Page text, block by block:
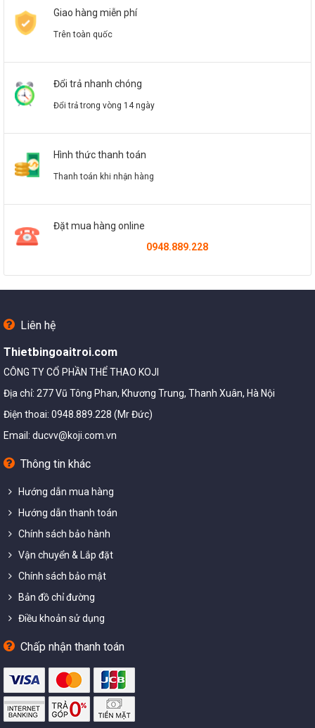
Giao hàng miễn phí
Trên toàn quốc
Đổi trả nhanh chóng
Đổi trả trong vòng 14 ngày
Hình thức thanh toán
Thanh toán khi nhận hàng
Đặt mua hàng online
0948.889.228
Liên hệ
Thietbingoaitroi.com
CÔNG TY CỔ PHẦN THỂ THAO KOJI
Địa chỉ: 277 Vũ Tông Phan, Khương Trung, Thanh Xuân, Hà Nội
Điện thoai: 0948.889.228 (Mr Đức)
Email: ducvv@koji.com.vn
Thông tin khác
Hướng dẫn mua hàng
Hướng dẫn thanh toán
Chính sách bảo hành
Vận chuyển & Lắp đặt
Chính sách bảo mật
Bản đồ chỉ đường
Điều khoản sử dụng
Chấp nhận thanh toán